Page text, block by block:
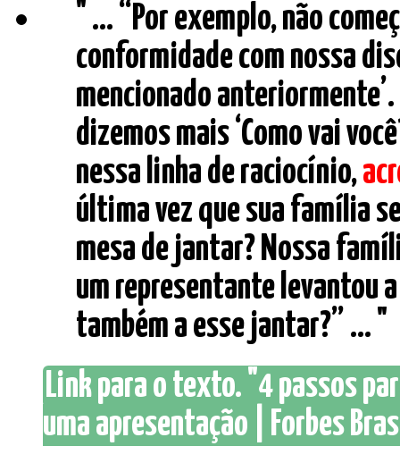
" ... “Por exemplo, não
conformidade com nossa
mencionado
dizemos mais ‘Como vai
nessa linha de raciocínio,
última vez que sua família
mesa de jantar? Nossa
um representante levantou
também a esse jantar?” ... "
Link para o texto. "4 passos
uma apresentação | Forbes